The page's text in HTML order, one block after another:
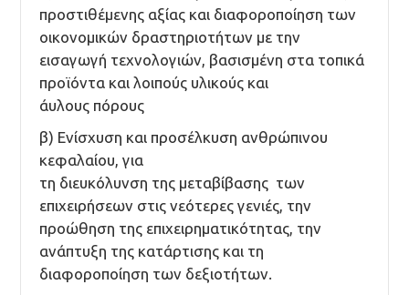
προστιθέμενης αξίας και διαφοροποίηση των
οικονομικών δραστηριοτήτων με την
εισαγωγή τεχνολογιών, βασισμένη στα τοπικά
προϊόντα και λοιπούς υλικούς και
άυλους πόρους
β) Ενίσχυση και προσέλκυση ανθρώπινου
κεφαλαίου, για
τη διευκόλυνση της μεταβίβασης των
επιχειρήσεων στις νεότερες γενιές, την
προώθηση της επιχειρηματικότητας, την
ανάπτυξη της κατάρτισης και τη
διαφοροποίηση των δεξιοτήτων.